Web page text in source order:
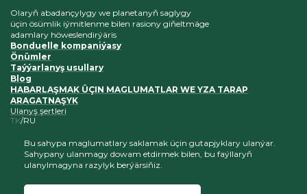
Olaryň abadançylygy we planetanyň saglygy
üçin ösümlik iýmitlenme bilen rasiony giňeltmäge
adamlary höweslendirýäris
Bonduelle kompaniýasy
Önümler
Taýýarlanyş usullary
Blog
HABARLAŞMAK ÜÇIN MAGLUMATLAR WE YZA TARAP
ARAGATNAŞYK
Ulanyş şertleri
TK RU
Biziň saýtymyza salgylanmalaryň saklanylmagy şerti bilen
Bu sahypa maglumatlary saklamak üçin gutapjyklary ulanýar.
Sahypany ulanmagy dowam etdirmek bilen, bu faýllaryň
ulanylmagyna razylyk berýärsiňiz.